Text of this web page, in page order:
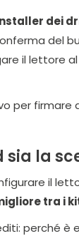
dei
del
il lettore
per
sia la
il
tra i
perché è